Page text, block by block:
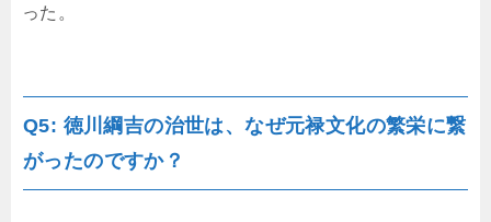
った。
Q5: 徳川綱吉の治世は、なぜ元禄文化の繁栄に繋
がったのですか？